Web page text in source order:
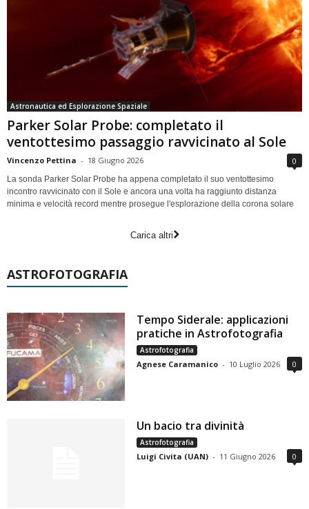
Astronautica ed Esplorazione Spaziale
Parker Solar Probe: completato il
ventottesimo passaggio ravvicinato al Sole
Vincenzo Pettina - 18 Giugno 2026 0
La sonda Parker Solar Probe ha appena completato il suo ventottesimo
incontro ravvicinato con il Sole e ancora una volta ha raggiunto distanza
minima e velocità record mentre prosegue l'esplorazione della corona solare
Carica altri
ASTROFOTOGRAFIA
Tempo Siderale: applicazioni
pratiche in Astrofotografia
Astrofotografia
Agnese Caramanico - 10 Luglio 2026 0
Un bacio tra divinità
Astrofotografia
Luigi Civita (UAN) - 11 Giugno 2026 0